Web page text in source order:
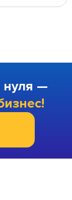
нуля —